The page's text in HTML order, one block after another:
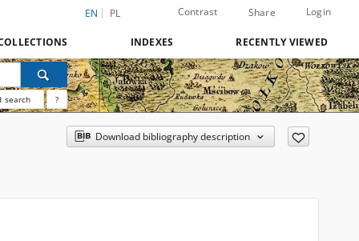
EN PL Contrast Share Login
INDEXES RECENTLY VIEWED
search ?
Download bibliography description